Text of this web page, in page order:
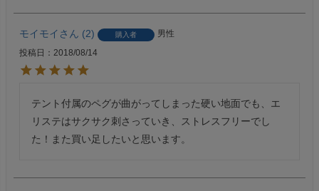
モイモイ 2 購入者
男性
投稿日
2018/08/14
テント付属のペグが曲がってしまった硬い地面でも、エ
リステはサクサク刺さっていき、ストレスフリーでし
た！また買い足したいと思います。